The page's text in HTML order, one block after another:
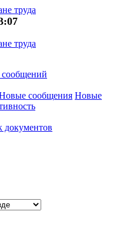
сообщения Новые
документов